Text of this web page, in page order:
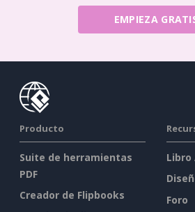
EMPIEZA
Producto
Suite de herramientas
PDF
Creador de Flipbooks
Libro
Foro